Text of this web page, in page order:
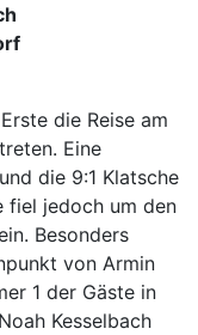
die Reise am
Eine
die 9:1 Klatsche
fiel jedoch um den
Besonders
von Armin
1 der Gäste in
Kesselbach